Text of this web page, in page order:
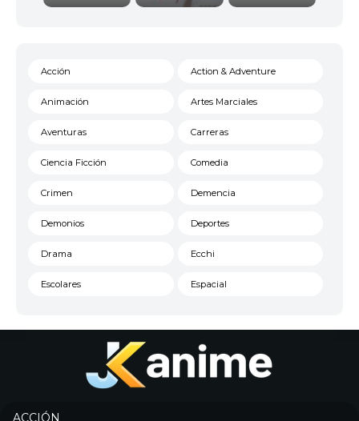
Acción Action & Adventure
Animación Artes Marciales
Aventuras Carreras
Ciencia Ficción Comedia
Crimen Demencia
Demonios Deportes
Drama Ecchi
Escolares Espacial
Historico
Josei
ACCIÓN